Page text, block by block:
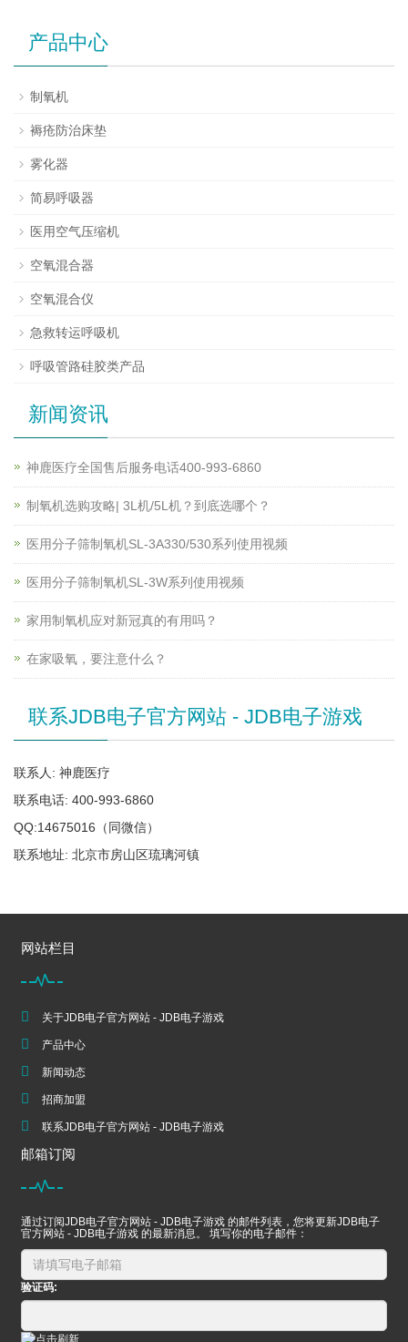
产品中心
制氧机
褥疮防治床垫
雾化器
简易呼吸器
医用空气压缩机
空氧混合器
空氧混合仪
急救转运呼吸机
呼吸管路硅胶类产品
新闻资讯
神鹿医疗全国售后服务电话400-993-6860
制氧机选购攻略| 3L机/5L机？到底选哪个？
医用分子筛制氧机SL-3A330/530系列使用视频
医用分子筛制氧机SL-3W系列使用视频
家用制氧机应对新冠真的有用吗？
在家吸氧，要注意什么？
联系JDB电子官方网站 - JDB电子游戏
联系人: 神鹿医疗
联系电话: 400-993-6860
QQ:14675016（同微信）
联系地址: 北京市房山区琉璃河镇
网站栏目
关于JDB电子官方网站 - JDB电子游戏
产品中心
新闻动态
招商加盟
联系JDB电子官方网站 - JDB电子游戏
邮箱订阅
通过订阅JDB电子官方网站 - JDB电子游戏 的邮件列表，您将更新JDB电子
官方网站 - JDB电子游戏 的最新消息。 填写你的电子邮件：
验证码: